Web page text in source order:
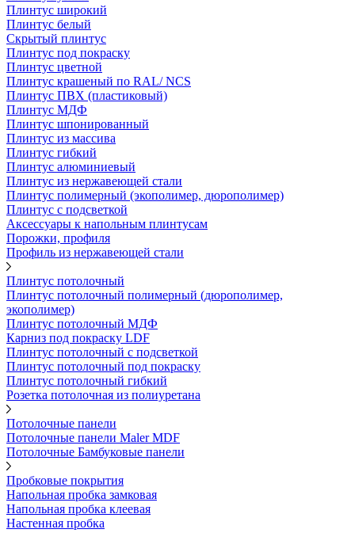
Плинтус широкий
Плинтус белый
Скрытый плинтус
Плинтус под покраску
Плинтус цветной
Плинтус крашеный по RAL/ NCS
Плинтус ПВХ (пластиковый)
Плинтус МДФ
Плинтус шпонированный
Плинтус из массива
Плинтус гибкий
Плинтус алюминиевый
Плинтус из нержавеющей стали
Плинтус полимерный (экополимер, дюрополимер)
Плинтус с подсветкой
Аксессуары к напольным плинтусам
Порожки, профиля
Профиль из нержавеющей стали
Плинтус потолочный
Плинтус потолочный полимерный (дюрополимер,
экополимер)
Плинтус потолочный МДФ
Карниз под покраску LDF
Плинтус потолочный с подсветкой
Плинтус потолочный под покраску
Плинтус потолочный гибкий
Розетка потолочная из полиуретана
Потолочные панели
Потолочные панели Maler MDF
Потолочные Бамбуковые панели
Пробковые покрытия
Напольная пробка замковая
Напольная пробка клеевая
Настенная пробка